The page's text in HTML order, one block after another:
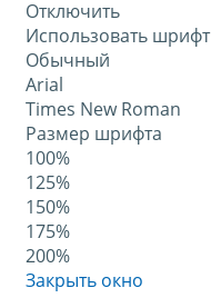
Отключить
Использовать шрифт
Обычный
Arial
Times New Roman
Размер шрифта
100%
125%
150%
175%
200%
Закрыть окно